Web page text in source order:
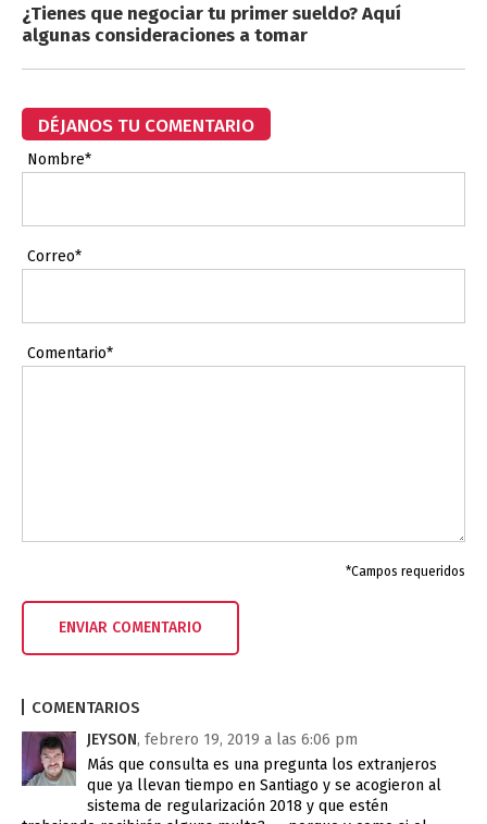
¿Tienes que negociar tu primer sueldo? Aquí
algunas consideraciones a tomar
DÉJANOS TU COMENTARIO
Nombre*
Correo*
Comentario*
*Campos requeridos
COMENTARIOS
JEYSON, febrero 19, 2019 a las 6:06 pm
Más que consulta es una pregunta los extranjeros
que ya llevan tiempo en Santiago y se acogieron al
sistema de regularización 2018 y que estén